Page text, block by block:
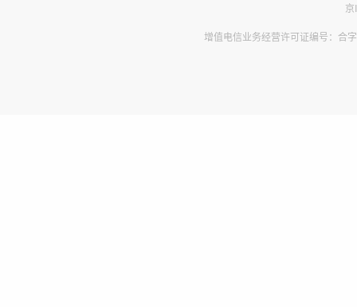
增值电信业务经营许可证编号：合